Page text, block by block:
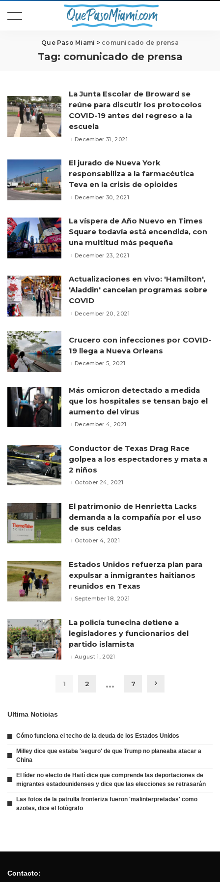
Que Paso Miami > comunicado de prensa
Tag: comunicado de prensa
La Junta Escolar de Broward se
reúne para discutir los protocolos
COVID-19 antes del regreso a la
escuela
December 31, 2021
El jurado de Nueva York
responsabiliza a la farmacéutica
Teva en la crisis de opioides
December 30, 2021
La víspera de Año Nuevo en Times
Square todavía está encendida, con
una multitud más pequeña
December 23, 2021
Actualizaciones en vivo: 'Hamilton',
'Aladdin' cancelan programas sobre
COVID
December 20, 2021
Crucero con infecciones por COVID-
19 llega a Nueva Orleans
December 5, 2021
Más omicron detectado a medida
que los hospitales se tensan bajo el
aumento del virus
December 4, 2021
Conductor de Texas Drag Race
golpea a los espectadores y mata a
2 niños
October 24, 2021
El patrimonio de Henrietta Lacks
demanda a la compañía por el uso
de sus celdas
October 4, 2021
Estados Unidos refuerza plan para
expulsar a inmigrantes haitianos
reunidos en Texas
September 18, 2021
La policía tunecina detiene a
legisladores y funcionarios del
partido islamista
August 1, 2021
1 2 … 7
Ultima Noticias
Cómo funciona el techo de la deuda de los Estados Unidos
Milley dice que estaba 'seguro' de que Trump no planeaba atacar a
China
El líder no electo de Haití dice que comprende las deportaciones de
migrantes estadounidenses y dice que las elecciones se retrasarán
Las fotos de la patrulla fronteriza fueron 'malinterpretadas' como
azotes, dice el fotógrafo
Contacto: